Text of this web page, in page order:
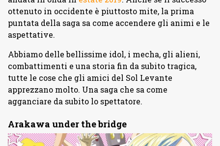
ottenuto in occidente è piuttosto mite, la prima
puntata della saga sa come accendere gli animi e le
aspettative.
Abbiamo delle bellissime idol, i mecha, gli alieni,
combattimenti e una storia fin da subito tragica,
tutte le cose che gli amici del Sol Levante
apprezzano molto. Una saga che sa come
agganciare da subito lo spettatore.
Arakawa under the bridge